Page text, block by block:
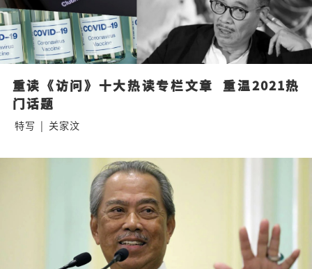
重读《访问》十大热读专栏文章  重温2021热
门话题
特写 | 关家汶